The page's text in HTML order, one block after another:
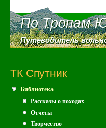
По Тропам
По Тропам
Путеводитель
Путеводитель
ТК Спутник
Библиотека
Рассказы о походах
Отчеты
Творчество